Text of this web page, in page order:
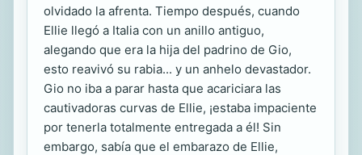
olvidado la afrenta. Tiempo después, cuando
Ellie llegó a Italia con un anillo antiguo,
alegando que era la hija del padrino de Gio,
esto reavivó su rabia... y un anhelo devastador.
Gio no iba a parar hasta que acariciara las
cautivadoras curvas de Ellie, ¡estaba impaciente
por tenerla totalmente entregada a él! Sin
embargo, sabía que el embarazo de Ellie,